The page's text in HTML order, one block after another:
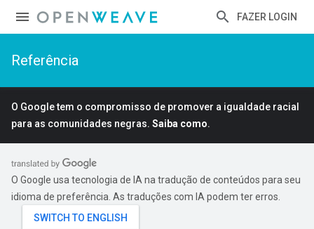
FAZER LOGIN
Referência
O Google tem o compromisso de promover a igualdade racial
para as comunidades negras. Saiba como.
O Google usa tecnologia de IA na tradução de conteúdos para seu
idioma de preferência. As traduções com IA podem ter erros.